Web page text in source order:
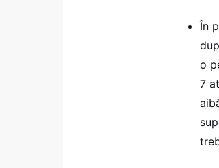
În
o
7